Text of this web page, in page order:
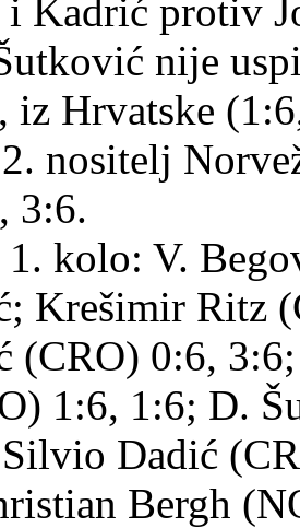
i Kadrić protiv
nije
iz Hrvatske
nositelj
3:6.
kolo: V.
Krešimir Ritz
(CRO) 0:6,
1:6, 1:6; D.
Dadić
Bergh